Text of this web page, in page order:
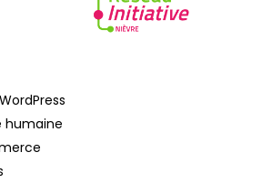
humaine